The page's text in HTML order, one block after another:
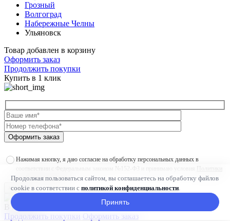
Грозный
Волгоград
Набережные Челны
Ульяновск
Товар добавлен в корзину
Оформить заказ
Продолжить покупки
Купить в 1 клик
Оформить заказ
Нажимая кнопку, я даю согласие на обработку персональных данных в
соответствии с Федеральным законом №152-ФЗ и принимаю условия
Политики
конфиденциальности
Продолжая пользоваться сайтом, вы соглашаетесь на обработку файлов
cookie в соответствии с политикой конфиденциальности.
Принять
×
В наличии
Продолжить покупки Оформить заказ